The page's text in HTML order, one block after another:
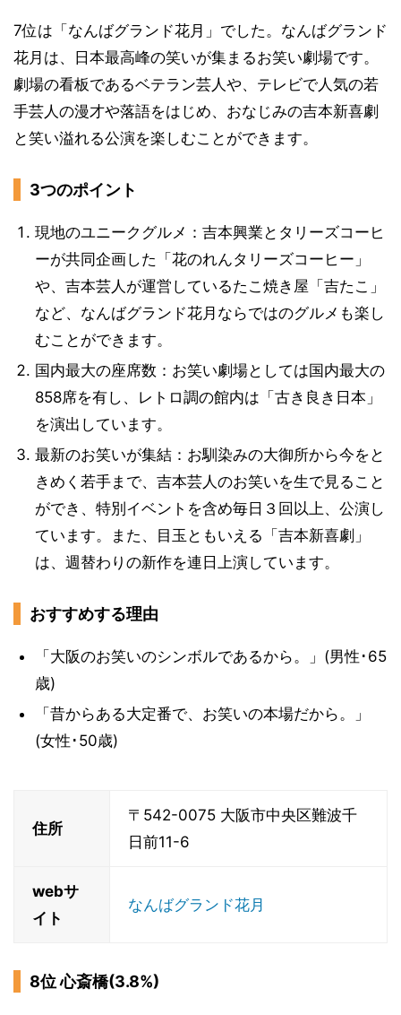
7位は「なんばグランド花月」でした。なんばグランド
花月は、日本最高峰の笑いが集まるお笑い劇場です。
劇場の看板であるベテラン芸人や、テレビで人気の若
手芸人の漫才や落語をはじめ、おなじみの吉本新喜劇
と笑い溢れる公演を楽しむことができます。
3つのポイント
現地のユニークグルメ：吉本興業とタリーズコーヒ
ーが共同企画した「花のれんタリーズコーヒー」
や、吉本芸人が運営しているたこ焼き屋「吉たこ」
など、なんばグランド花月ならではのグルメも楽し
むことができます。
国内最大の座席数：お笑い劇場としては国内最大の
858席を有し、レトロ調の館内は「古き良き日本」
を演出しています。
最新のお笑いが集結：お馴染みの⼤御所から今をと
きめく若⼿まで、吉本芸⼈のお笑いを生で見ること
ができ、特別イベントを含め毎日３回以上、公演し
ています。また、⽬⽟ともいえる「吉本新喜劇」
は、週替わりの新作を連⽇上演しています。
おすすめする理由
「大阪のお笑いのシンボルであるから。」(男性･65
歳)
「昔からある大定番で、お笑いの本場だから。」
(女性･50歳)
住所
〒542-0075 大阪市中央区難波千
日前11-6
webサ
イト
なんばグランド花月
8位 心斎橋(3.8%)